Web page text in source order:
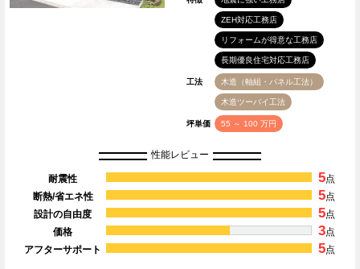
ZEH対応工務店
リフォームが得意な工務店
長期優良住宅対応工務店
工法 木造（軸組・パネル工法）
木造ツーバイ工法
坪単価 55 ～ 100 万円
性能レビュー
耐震性 5点
断熱/省エネ性
5点
設計の自由度
5点
価格
3点
アフターサポート
5点